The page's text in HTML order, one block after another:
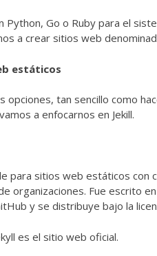
Python, Go o Ruby para el
a crear sitios web
estáticos
opciones, tan sencillo como
a enfocarnos en Jekill.
para sitios web estáticos con
organizaciones. Fue escrito
y se distribuye bajo la
es el sitio web oficial.